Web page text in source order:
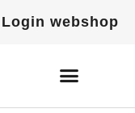
Login webshop